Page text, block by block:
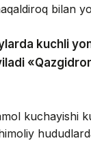
bilan
kuchli
kuchayishi